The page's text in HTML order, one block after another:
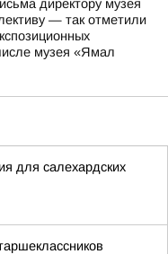
директору музея
— так отметили
музея «Ямал
для салехардских